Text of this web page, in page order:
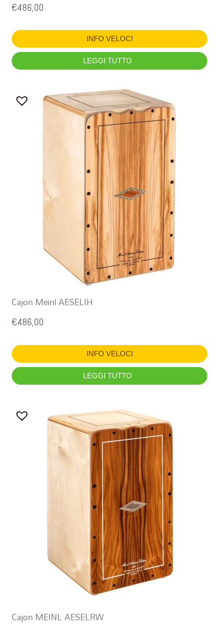
€486,00
INFO VELOCI
LEGGI TUTTO
Cajon Meinl AESELIH
€486,00
INFO VELOCI
LEGGI TUTTO
Cajon MEINL AESELRW